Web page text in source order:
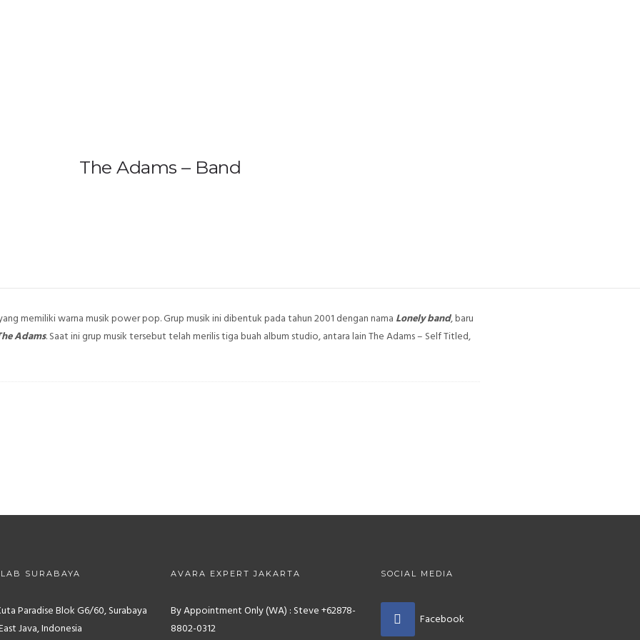
The Adams – Band
memiliki warna musik power pop. Grup musik ini dibentuk pada tahun 2001 dengan nama Lonely band, baru
Adams. Saat ini grup musik tersebut telah merilis tiga buah album studio, antara lain The Adams – Self Titled,
SURABAYA
Paradise Blok G6/60, Surabaya
Java, Indonesia
AVARA EXPERT JAKARTA
By Appointment Only (WA) : Steve +62878-
8802-0312
SOCIAL MEDIA
Facebook